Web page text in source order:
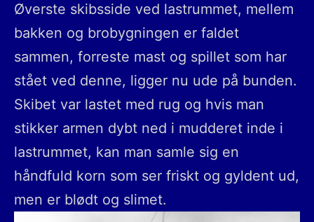
Øverste skibsside ved lastrummet, mellem
bakken og brobygningen er faldet
sammen, forreste mast og spillet som har
stået ved denne, ligger nu ude på bunden.
Skibet var lastet med rug og hvis man
stikker armen dybt ned i mudderet inde i
lastrummet, kan man samle sig en
håndfuld korn som ser friskt og gyldent ud,
men er blødt og slimet.